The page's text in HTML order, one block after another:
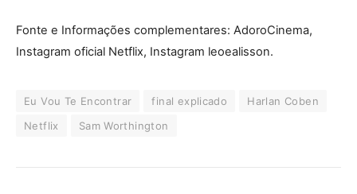
Fonte e Informações complementares: AdoroCinema,
Instagram oficial Netflix, Instagram leoealisson.
Eu Vou Te Encontrar final explicado
Harlan Coben
Netflix
Sam Worthington